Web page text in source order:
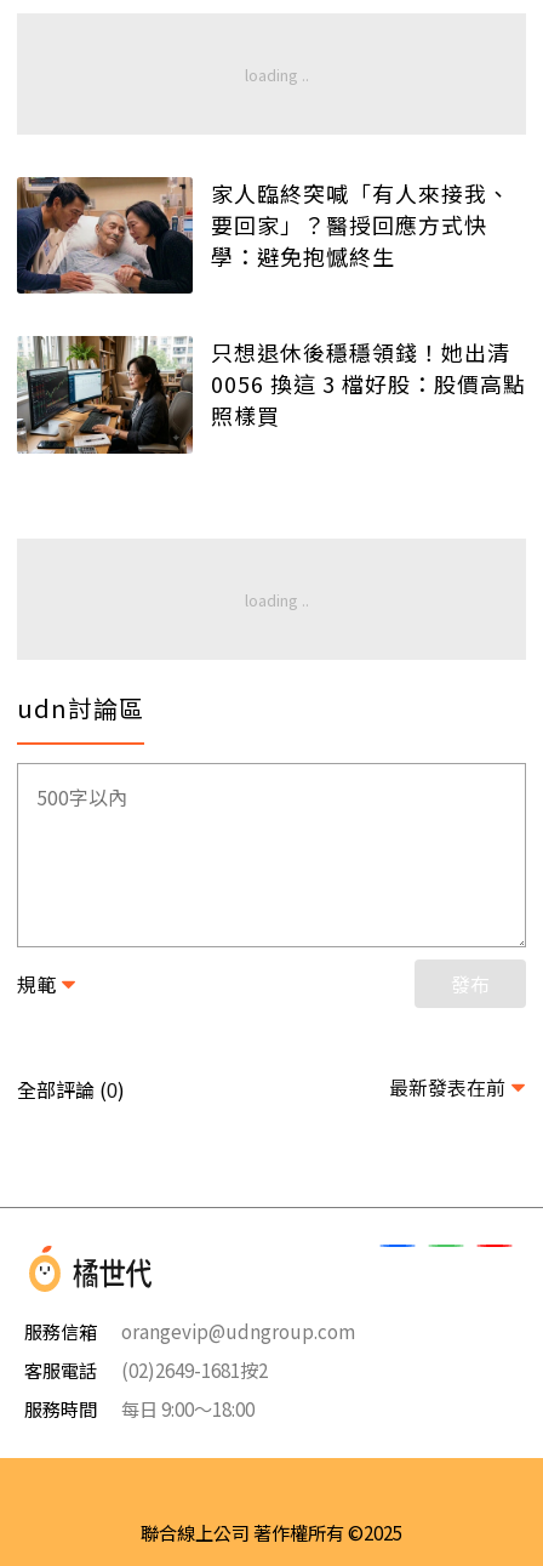
家人臨終突喊「有人來接我、
要回家」？醫授回應方式快
學：避免抱憾終生
只想退休後穩穩領錢！她出清
0056 換這 3 檔好股：股價高點
照樣買
udn討論區
規範 發布
全部評論 (0) 最新發表在前
服務信箱
orangevip@udngroup.com
客服電話
(02)2649-1681按2
服務時間
每日 9:00～18:00
聯合線上公司 著作權所有 ©2025